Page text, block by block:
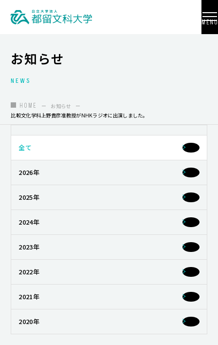
MENU
大学紹介
入試情報
学部・学科・大学院
地域連携
国際交流
教員養成
研究活動
就職・キャリア支援
お知らせ
NEWS
HOME
お知らせ
比較文化学科上野貴彦准教授がNHKラジオに出演しました。
全て
2026年
2025年
2024年
2023年
2022年
2021年
2020年